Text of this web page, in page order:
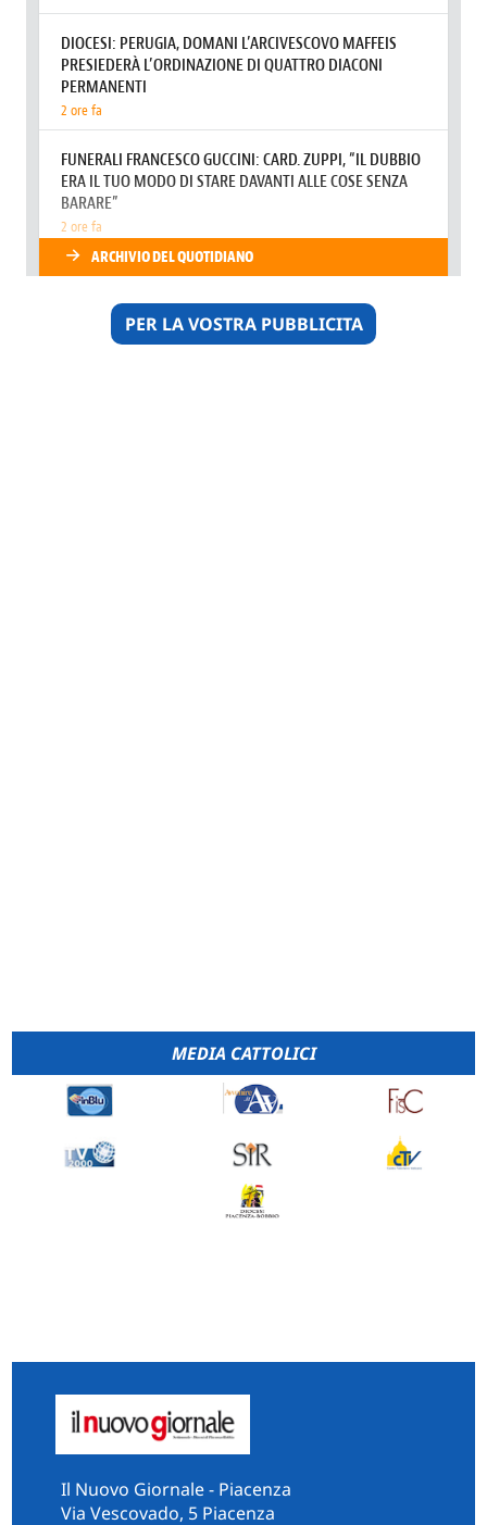
PER LA VOSTRA PUBBLICITA
MEDIA CATTOLICI
Il Nuovo Giornale - Piacenza
Via Vescovado, 5 Piacenza